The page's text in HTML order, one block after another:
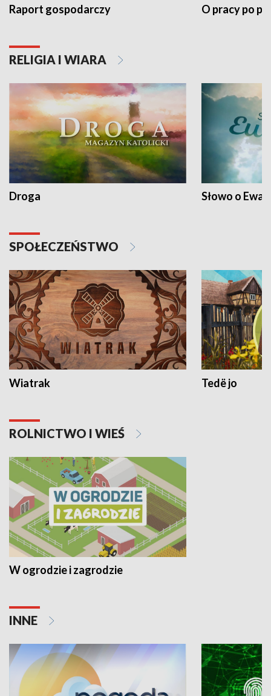
Raport gospodarczy O pracy po
RELIGIA I WIARA
Droga Słowo o
SPOŁECZEŃSTWO
Wiatrak Tedë jo
ROLNICTWO I WIEŚ
W ogrodzie i zagrodzie
INNE